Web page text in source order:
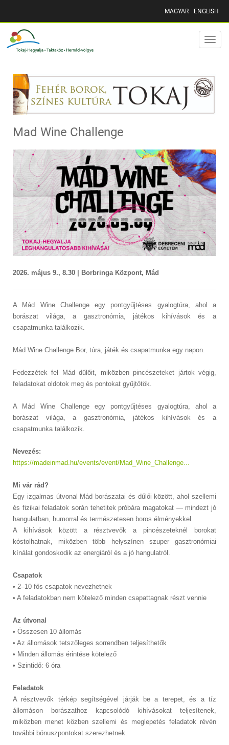
MAGYAR ENGLISH
Toggle
Mad Wine Challenge
2026. május 9., 8.30 | Borbringa Központ, Mád
A Mád Wine Challenge egy pontgyűjtéses gyalogtúra, ahol a
borászat világa, a gasztronómia, játékos kihívások és a
csapatmunka találkozik.
Mád Wine Challenge Bor, túra, játék és csapatmunka egy napon.
Fedezzétek fel Mád dűlőit, miközben pincészeteket jártok végig,
feladatokat oldotok meg és pontokat gyűjtötök.
A Mád Wine Challenge egy pontgyűjtéses gyalogtúra, ahol a
borászat világa, a gasztronómia, játékos kihívások és a
csapatmunka találkozik.
Nevezés:
https://madeinmad.hu/events/event/Mad_Wine_Challenge...
Mi vár rád?
Egy izgalmas útvonal Mád borászatai és dűlői között, ahol szellemi
és fizikai feladatok során tehetitek próbára magatokat — mindezt jó
hangulatban, humorral és természetesen boros élményekkel.
A kihívások között a résztvevők a pincészeteknél borokat
kóstolhatnak, miközben több helyszínen szuper gasztronómiai
kínálat gondoskodik az energiáról és a jó hangulatról.
Csapatok
• 2–10 fős csapatok nevezhetnek
• A feladatokban nem kötelező minden csapattagnak részt vennie
Az útvonal
• Összesen 10 állomás
• Az állomások tetszőleges sorrendben teljesíthetők
• Minden állomás érintése kötelező
• Szintidő: 6 óra
Feladatok
A résztvevők térkép segítségével járják be a terepet, és a tíz
állomáson borászathoz kapcsolódó kihívásokat teljesítenek,
miközben menet közben szellemi és meglepetés feladatok révén
további bónuszpontokat szerezhetnek.